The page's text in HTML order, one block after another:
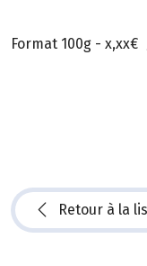
Format 100g -
Retour à la